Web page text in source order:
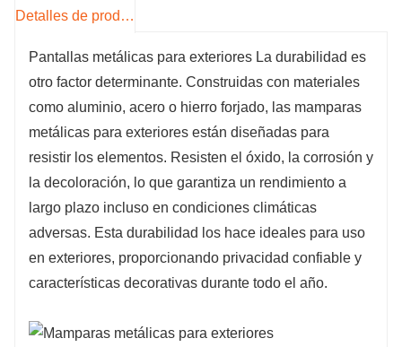
material. Las mamparas de metal vienen en
patrones cortados con láser hasta formas
geométricas minimalistas, que satisfacen
diversos gustos y preferencias. Esta
versatilidad permite a los propietarios encontrar
opciones que complementen su estética
exterior, ya sea que prefieran una apariencia
moderna y contemporánea o un estilo más
Detalles de producto
Pantallas metálicas para exteriores La durabilidad es
otro factor determinante. Construidas con materiales
como aluminio, acero o hierro forjado, las mamparas
metálicas para exteriores están diseñadas para
resistir los elementos. Resisten el óxido, la corrosión y
la decoloración, lo que garantiza un rendimiento a
largo plazo incluso en condiciones climáticas
adversas. Esta durabilidad los hace ideales para uso
en exteriores, proporcionando privacidad confiable y
características decorativas durante todo el año.